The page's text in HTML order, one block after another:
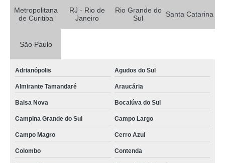
balão de destilação e condensador valor Cerro Azul
balão para química com fundo chato valor Trancoso
balão de fundo chato química Contenda
balão com saída lateral Bocaiúva do Sul
preço de balão de saída lateral Juiz de Fora
balão para química com fundo chato Arujá
Metropolitana
de Curitiba
RJ - Rio de
Janeiro
Rio Grande do
Sul
Santa Catarina
São Paulo
Adrianópolis Agudos do Sul
Almirante Tamandaré Araucária
Balsa Nova Bocaiúva do Sul
Campina Grande do Sul Campo Largo
Campo Magro Cerro Azul
Colombo Contenda